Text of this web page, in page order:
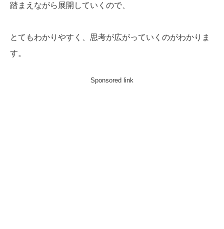
踏まえながら展開していくので、
とてもわかりやすく、思考が広がっていくのがわかりま
す。
Sponsored link